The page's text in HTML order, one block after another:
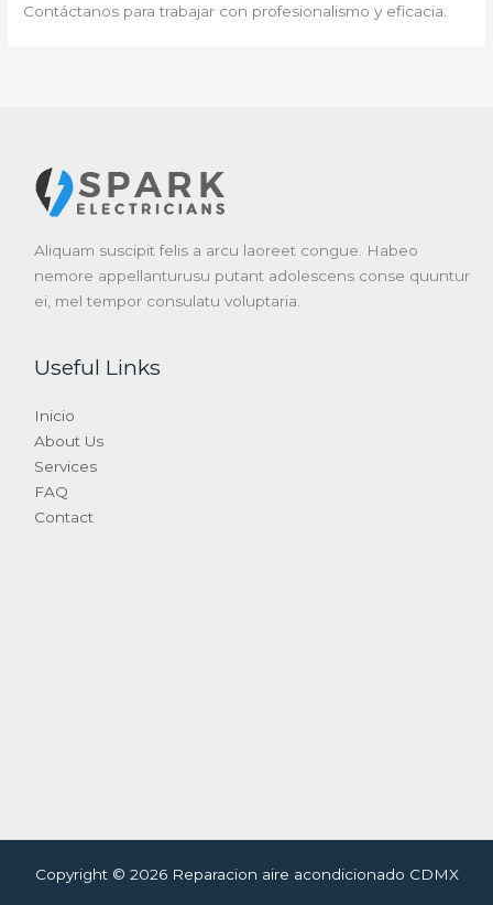
Contáctanos para trabajar con profesionalismo y eficacia.
Aliquam suscipit felis a arcu laoreet congue. Habeo
nemore appellanturusu putant adolescens conse quuntur
ei, mel tempor consulatu voluptaria.
Useful Links
Inicio
About Us
Services
FAQ
Contact
Copyright © 2026 Reparacion aire acondicionado CDMX